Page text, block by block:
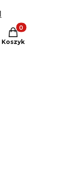
Produkty w
Koszyk